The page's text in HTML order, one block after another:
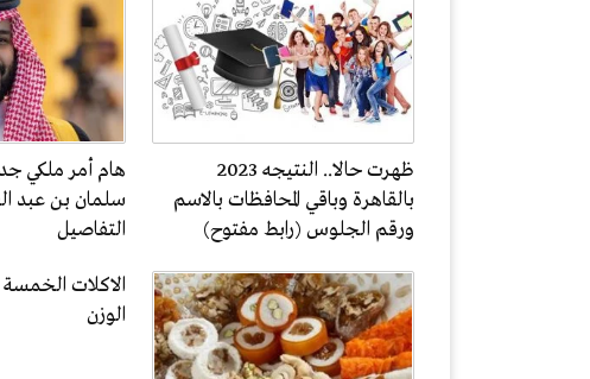
ظهرت حالا.. النتيجه 2023
بالقاهرة وباقي المحافظات بالاسم
ورقم الجلوس (رابط مفتوح)
هام أمر ملكي
سلمان بن عبد
التفاصيل
الاكلات
الوزن